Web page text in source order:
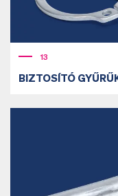
13
BIZTOSÍTÓ